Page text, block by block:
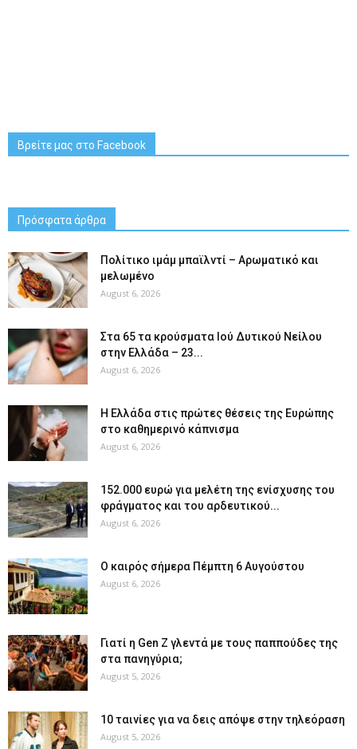
Βρείτε μας στο Facebook
Πρόσφατα άρθρα
Πολίτικο ιμάμ μπαϊλντί – Αρωματικό και
μελωμένο
August 6, 2026
Στα 65 τα κρούσματα Ιού Δυτικού Νείλου
στην Ελλάδα – 23...
August 6, 2026
Η Ελλάδα στις πρώτες θέσεις της Ευρώπης
στο καθημερινό κάπνισμα
August 6, 2026
152.000 ευρώ για μελέτη της ενίσχυσης του
φράγματος και του αρδευτικού...
August 6, 2026
Ο καιρός σήμερα Πέμπτη 6 Αυγούστου
August 6, 2026
Γιατί η Gen Z γλεντά με τους παππούδες της
στα πανηγύρια;
August 5, 2026
10 ταινίες για να δεις απόψε στην τηλεόραση
August 5, 2026